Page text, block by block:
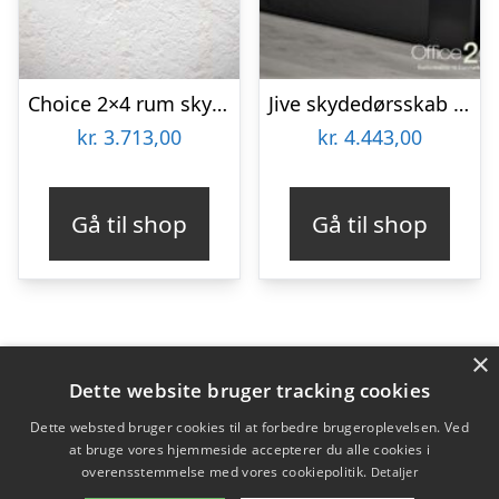
Choice 2×4 rum skydedørsskab – 120 cm bred
kr. 3.713,00
Gå til shop
Jive skydedørsskab – 6 rum – 116 cm bred
kr. 4.443,00
Gå til shop
Varekategorier
Produkter
×
Dette website bruger tracking cookies
Dette websted bruger cookies til at forbedre brugeroplevelsen. Ved
at bruge vores hjemmeside accepterer du alle cookies i
overensstemmelse med vores cookiepolitik. Detaljer